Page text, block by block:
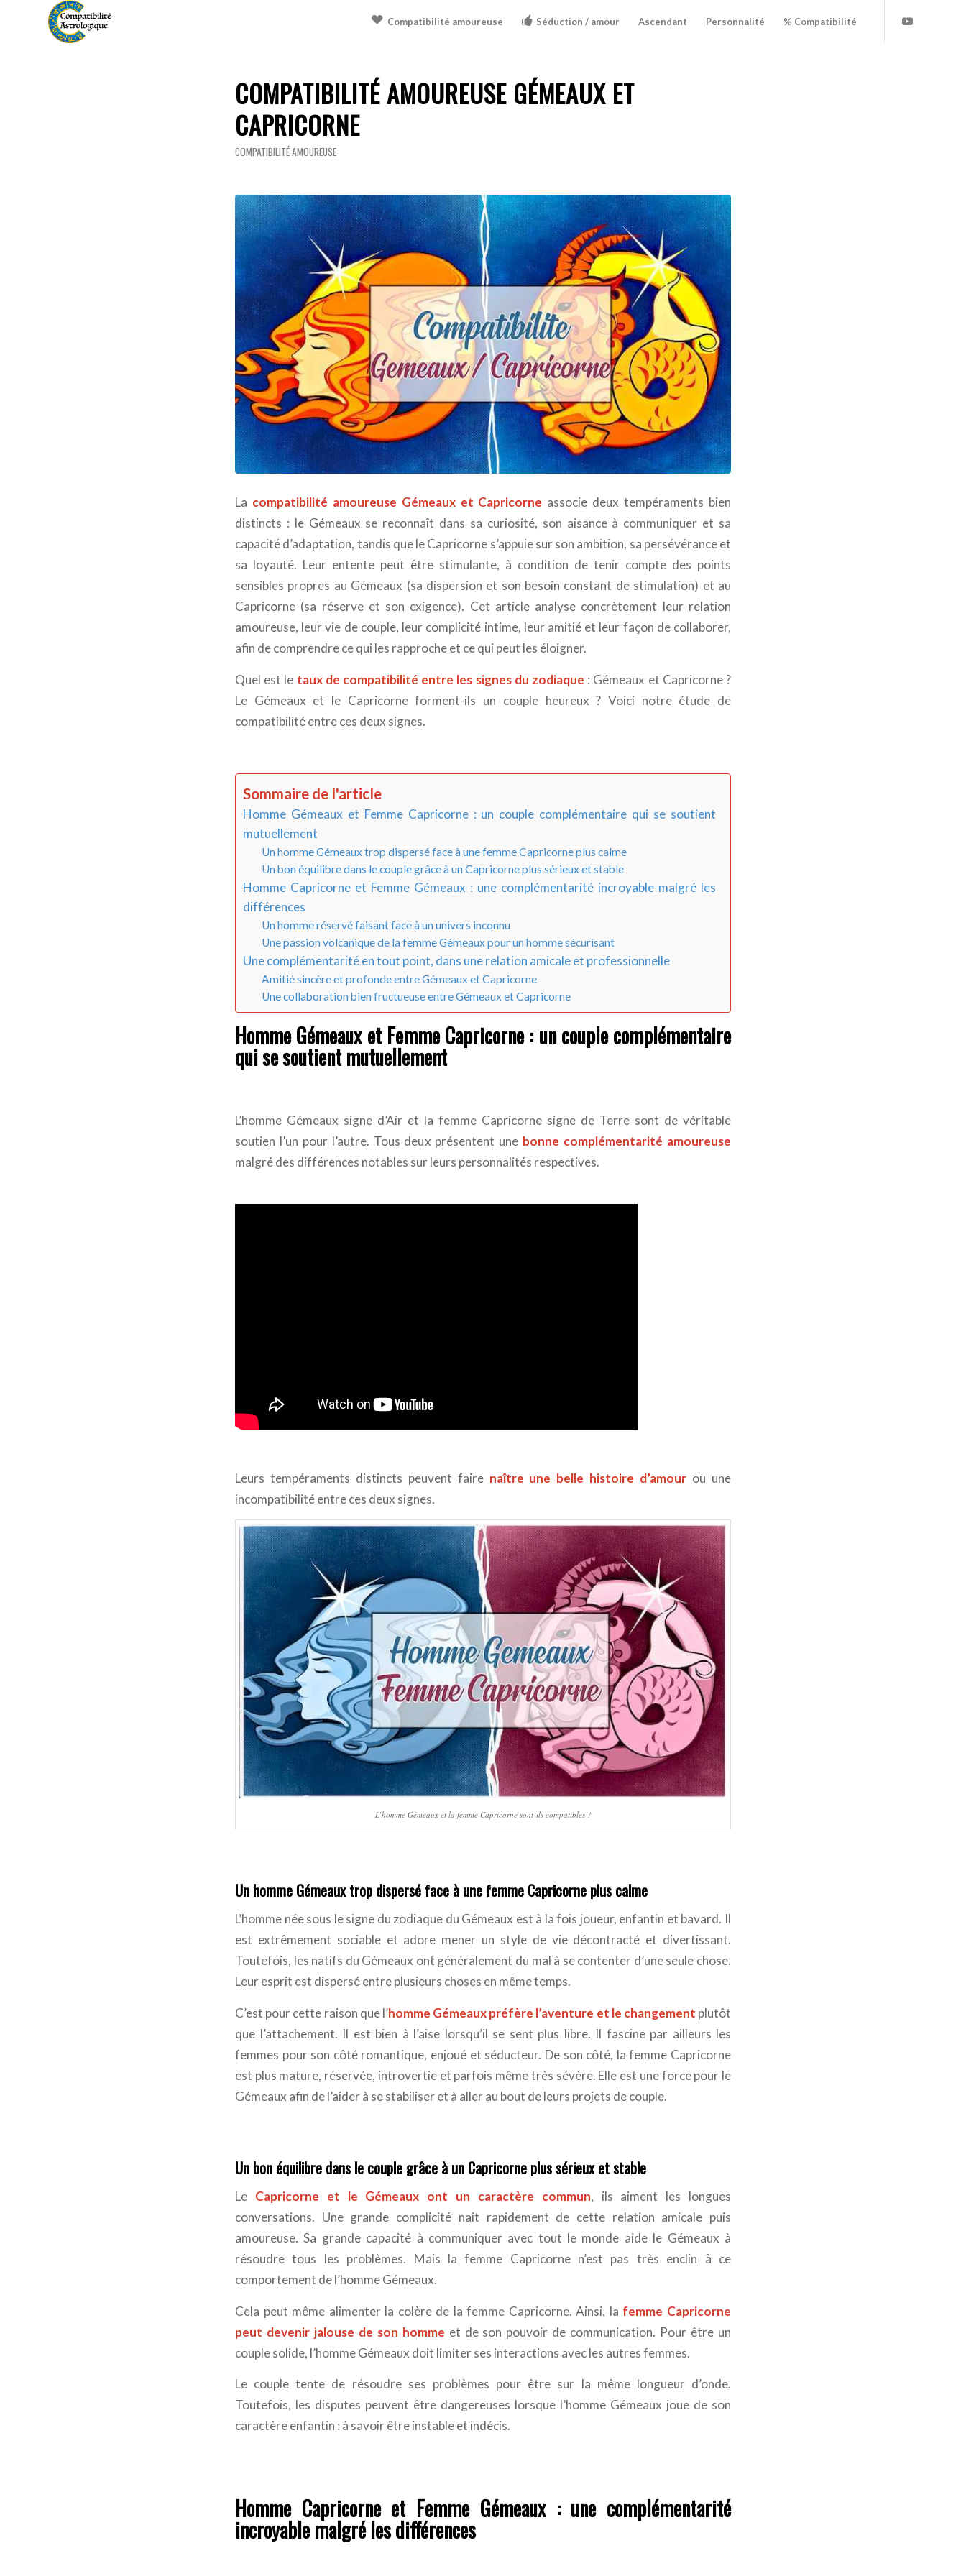
Compatibilité amoureuse Séduction / amour Ascendant Personnalité % Compatibilité
COMPATIBILITÉ AMOUREUSE GÉMEAUX ET
CAPRICORNE
COMPATIBILITÉ AMOUREUSE
La compatibilité amoureuse Gémeaux et Capricorne associe deux tempéraments bien
distincts : le Gémeaux se reconnaît dans sa curiosité, son aisance à communiquer et sa
capacité d’adaptation, tandis que le Capricorne s’appuie sur son ambition, sa persévérance et
sa loyauté. Leur entente peut être stimulante, à condition de tenir compte des points
sensibles propres au Gémeaux (sa dispersion et son besoin constant de stimulation) et au
Capricorne (sa réserve et son exigence). Cet article analyse concrètement leur relation
amoureuse, leur vie de couple, leur complicité intime, leur amitié et leur façon de collaborer,
afin de comprendre ce qui les rapproche et ce qui peut les éloigner.
Quel est le taux de compatibilité entre les signes du zodiaque : Gémeaux et Capricorne ?
Le Gémeaux et le Capricorne forment-ils un couple heureux ? Voici notre étude de
compatibilité entre ces deux signes.
Sommaire de l'article
Homme Gémeaux et Femme Capricorne : un couple complémentaire qui se soutient
mutuellement
Un homme Gémeaux trop dispersé face à une femme Capricorne plus calme
Un bon équilibre dans le couple grâce à un Capricorne plus sérieux et stable
Homme Capricorne et Femme Gémeaux : une complémentarité incroyable malgré les
différences
Un homme réservé faisant face à un univers inconnu
Une passion volcanique de la femme Gémeaux pour un homme sécurisant
Une complémentarité en tout point, dans une relation amicale et professionnelle
Amitié sincère et profonde entre Gémeaux et Capricorne
Une collaboration bien fructueuse entre Gémeaux et Capricorne
Homme Gémeaux et Femme Capricorne : un couple complémentaire
qui se soutient mutuellement
L’homme Gémeaux signe d’Air et la femme Capricorne signe de Terre sont de véritable
soutien l’un pour l’autre. Tous deux présentent une bonne complémentarité amoureuse
malgré des différences notables sur leurs personnalités respectives.
Leurs tempéraments distincts peuvent faire naître une belle histoire d’amour ou une
incompatibilité entre ces deux signes.
L’homme Gémeaux et la femme Capricorne sont-ils compatibles ?
Un homme Gémeaux trop dispersé face à une femme Capricorne plus calme
L’homme née sous le signe du zodiaque du Gémeaux est à la fois joueur, enfantin et bavard. Il
est extrêmement sociable et adore mener un style de vie décontracté et divertissant.
Toutefois, les natifs du Gémeaux ont généralement du mal à se contenter d’une seule chose.
Leur esprit est dispersé entre plusieurs choses en même temps.
C’est pour cette raison que l’homme Gémeaux préfère l’aventure et le changement plutôt
que l’attachement. Il est bien à l’aise lorsqu’il se sent plus libre. Il fascine par ailleurs les
femmes pour son côté romantique, enjoué et séducteur. De son côté, la femme Capricorne
est plus mature, réservée, introvertie et parfois même très sévère. Elle est une force pour le
Gémeaux afin de l’aider à se stabiliser et à aller au bout de leurs projets de couple.
Un bon équilibre dans le couple grâce à un Capricorne plus sérieux et stable
Le Capricorne et le Gémeaux ont un caractère commun, ils aiment les longues
conversations. Une grande complicité nait rapidement de cette relation amicale puis
amoureuse. Sa grande capacité à communiquer avec tout le monde aide le Gémeaux à
résoudre tous les problèmes. Mais la femme Capricorne n’est pas très enclin à ce
comportement de l’homme Gémeaux.
Cela peut même alimenter la colère de la femme Capricorne. Ainsi, la femme Capricorne
peut devenir jalouse de son homme et de son pouvoir de communication. Pour être un
couple solide, l’homme Gémeaux doit limiter ses interactions avec les autres femmes.
Le couple tente de résoudre ses problèmes pour être sur la même longueur d’onde.
Toutefois, les disputes peuvent être dangereuses lorsque l’homme Gémeaux joue de son
caractère enfantin : à savoir être instable et indécis.
Homme Capricorne et Femme Gémeaux : une complémentarité
incroyable malgré les différences